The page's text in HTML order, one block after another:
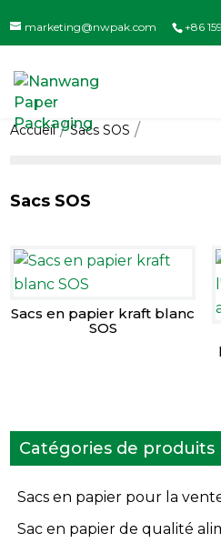
marketing@nwpak.com +86
Accueil Sacs SOS
Sacs SOS
Sacs en papier kraft blanc
SOS
Catégories de produits
Sacs en papier pour la
Sac en papier de qualité